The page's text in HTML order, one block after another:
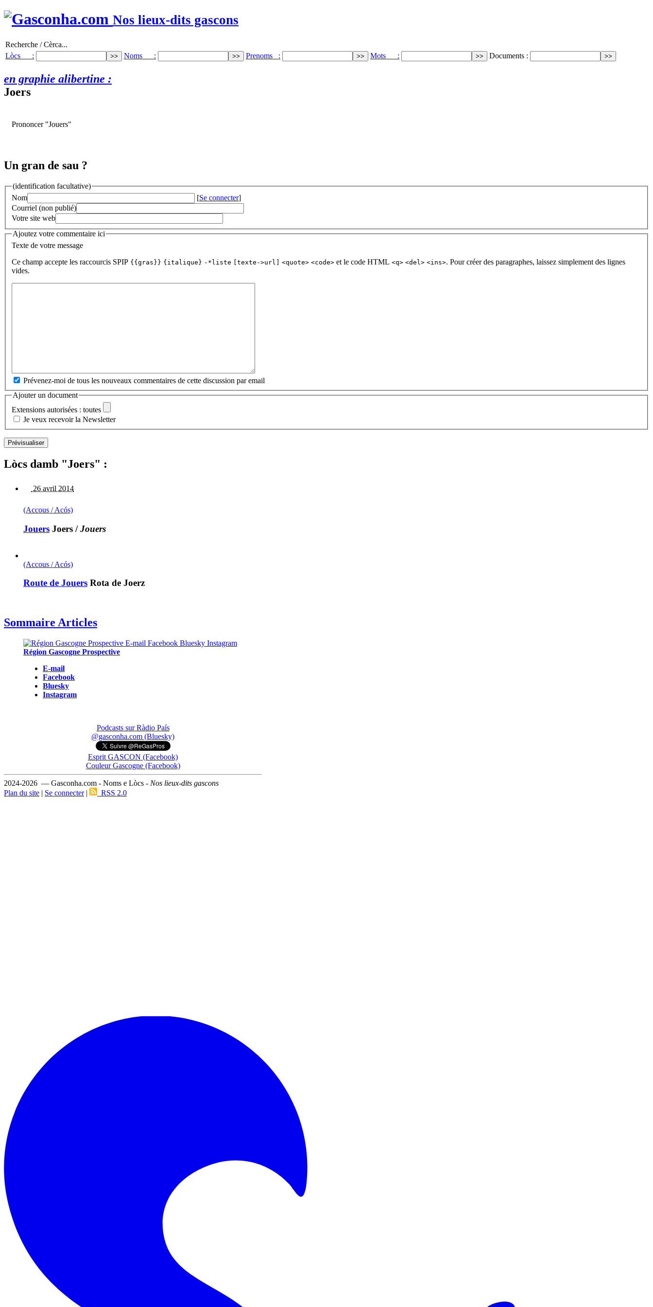
Nos lieux-dits gascons
Recherche / Cèrca...
Lòcs :
Noms : Prenoms : Mots : Documents :
en graphie alibertine :
Joers
Prononcer "Jouers"
Un gran de sau ?
(identification facultative)
Nom
[Se connecter]
Courriel (non publié)
Votre site web
Ajoutez votre commentaire ici
Texte de votre message
Ce champ accepte les raccourcis SPIP {{gras}} {italique} -*liste [texte->url] <quote> <code> et le code HTML <q> <del> <ins>. Pour créer des paragraphes, laissez simplement des lignes
vides.
Prévenez-moi de tous les nouveaux commentaires de cette discussion par email
Ajouter un document
Extensions autorisées : toutes
Je veux recevoir la Newsletter
Lòcs damb "Joers" :
26 avril 2014
(Accous / Acós)
Jouers Joers /Jouers
(Accous / Acós)
Route de Jouers Rota de Joerz
Sommaire Articles
Région Gascogne Prospective
E-mail
Facebook
Bluesky
Instagram
Podcasts sur Ràdio País
@gasconha.com (Bluesky)
Esprit GASCON (Facebook)
Couleur Gascogne (Facebook)
2024-2026 — Gasconha.com - Noms e Lòcs - Nos lieux-dits gascons
Plan du site | Se connecter| RSS 2.0